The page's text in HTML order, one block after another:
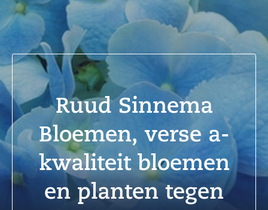
Ruud Sinnema
Bloemen, verse a-
kwaliteit bloemen
en planten tegen